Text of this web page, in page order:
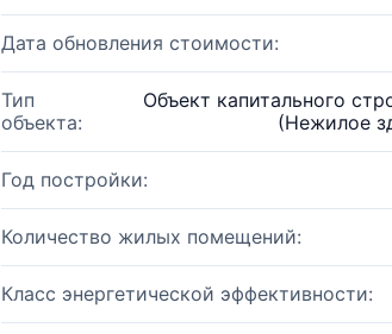
Дата обновления стоимости:
Тип
объекта:
Объект капитального
(Нежилое
Год постройки:
Количество жилых помещений:
Класс энергетической эффективности: